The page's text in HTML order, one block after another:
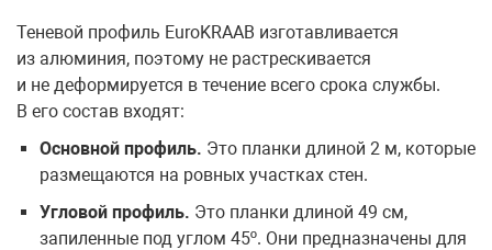
Теневой профиль EuroKRAAB изготавливается
из алюминия, поэтому не растрескивается
и не деформируется в течение всего срока службы.
В его состав входят:
Основной профиль. Это планки длиной 2 м, которые
размещаются на ровных участках стен.
Угловой профиль. Это планки длиной 49 см,
запиленные под углом 45º. Они предназначены для